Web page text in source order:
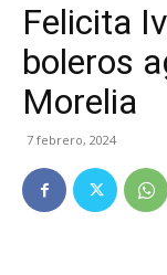
Felicita
boleros
Morelia
7 febrero, 2024